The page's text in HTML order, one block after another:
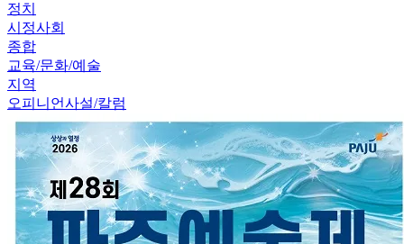
정치
시정사회
종합
교육/문화/예술
지역
오피니언사설/칼럼